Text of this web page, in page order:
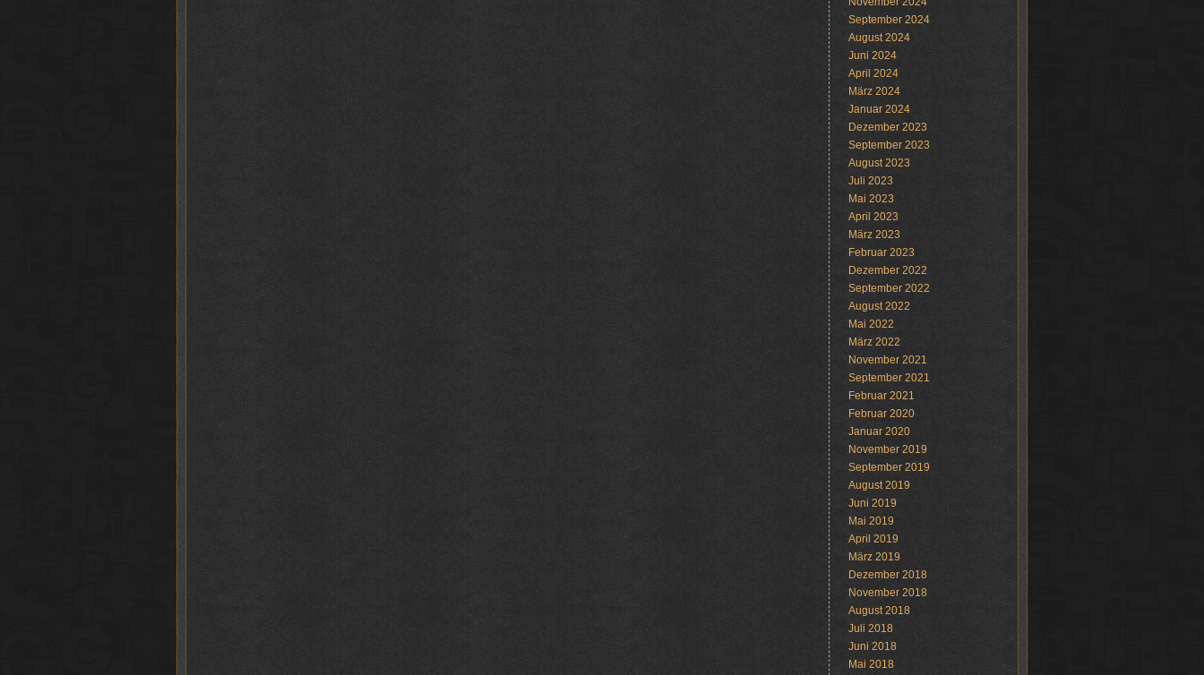
September 2024
August 2024
Juni 2024
April 2024
März 2024
Januar 2024
Dezember 2023
September 2023
August 2023
Juli 2023
Mai 2023
April 2023
März 2023
Februar 2023
Dezember 2022
September 2022
August 2022
Mai 2022
März 2022
November 2021
September 2021
Februar 2021
Februar 2020
Januar 2020
November 2019
September 2019
August 2019
Juni 2019
Mai 2019
April 2019
März 2019
Dezember 2018
November 2018
August 2018
Juli 2018
Juni 2018
Mai 2018